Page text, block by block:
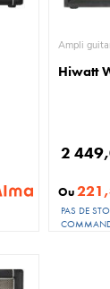
Hiwatt
2
Ou
PAS DE